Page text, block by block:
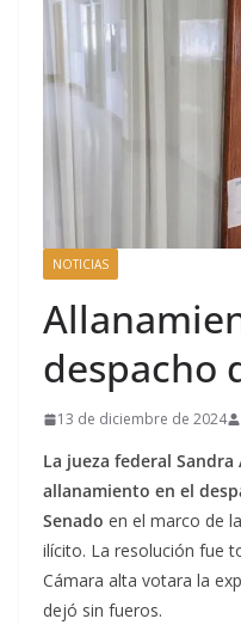
NOTICIAS
despacho
13 de diciembre de 2024
La jueza federal
allanamiento en el
Senado en el marco de
ilícito. La resolución fue
Cámara alta votara la
dejó sin fueros.